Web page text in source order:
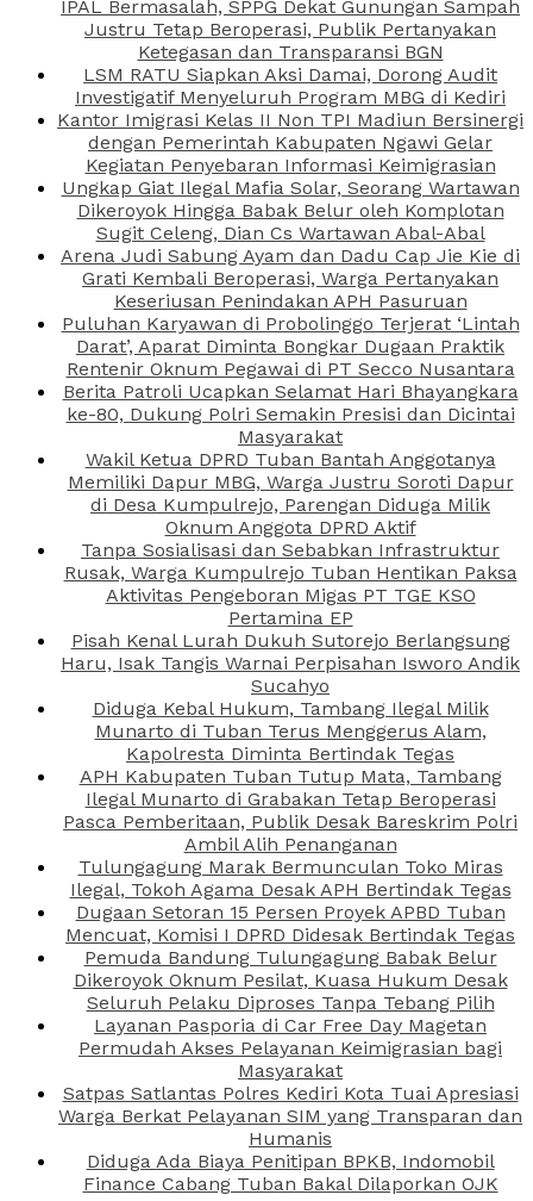
IPAL Bermasalah, SPPG Dekat Gunungan Sampah
Justru Tetap Beroperasi, Publik Pertanyakan
Ketegasan dan Transparansi BGN
LSM RATU Siapkan Aksi Damai, Dorong Audit
Investigatif Menyeluruh Program MBG di Kediri
Kantor Imigrasi Kelas II Non TPI Madiun Bersinergi
dengan Pemerintah Kabupaten Ngawi Gelar
Kegiatan Penyebaran Informasi Keimigrasian
Ungkap Giat Ilegal Mafia Solar, Seorang Wartawan
Dikeroyok Hingga Babak Belur oleh Komplotan
Sugit Celeng, Dian Cs Wartawan Abal-Abal
Arena Judi Sabung Ayam dan Dadu Cap Jie Kie di
Grati Kembali Beroperasi, Warga Pertanyakan
Keseriusan Penindakan APH Pasuruan
Puluhan Karyawan di Probolinggo Terjerat ‘Lintah
Darat’, Aparat Diminta Bongkar Dugaan Praktik
Rentenir Oknum Pegawai di PT Secco Nusantara
Berita Patroli Ucapkan Selamat Hari Bhayangkara
ke-80, Dukung Polri Semakin Presisi dan Dicintai
Masyarakat
Wakil Ketua DPRD Tuban Bantah Anggotanya
Memiliki Dapur MBG, Warga Justru Soroti Dapur
di Desa Kumpulrejo, Parengan Diduga Milik
Oknum Anggota DPRD Aktif
Tanpa Sosialisasi dan Sebabkan Infrastruktur
Rusak, Warga Kumpulrejo Tuban Hentikan Paksa
Aktivitas Pengeboran Migas PT TGE KSO
Pertamina EP
Pisah Kenal Lurah Dukuh Sutorejo Berlangsung
Haru, Isak Tangis Warnai Perpisahan Isworo Andik
Sucahyo
Diduga Kebal Hukum, Tambang Ilegal Milik
Munarto di Tuban Terus Menggerus Alam,
Kapolresta Diminta Bertindak Tegas
APH Kabupaten Tuban Tutup Mata, Tambang
Ilegal Munarto di Grabakan Tetap Beroperasi
Pasca Pemberitaan, Publik Desak Bareskrim Polri
Ambil Alih Penanganan
Tulungagung Marak Bermunculan Toko Miras
Ilegal, Tokoh Agama Desak APH Bertindak Tegas
Dugaan Setoran 15 Persen Proyek APBD Tuban
Mencuat, Komisi I DPRD Didesak Bertindak Tegas
Pemuda Bandung Tulungagung Babak Belur
Dikeroyok Oknum Pesilat, Kuasa Hukum Desak
Seluruh Pelaku Diproses Tanpa Tebang Pilih
Layanan Pasporia di Car Free Day Magetan
Permudah Akses Pelayanan Keimigrasian bagi
Masyarakat
Satpas Satlantas Polres Kediri Kota Tuai Apresiasi
Warga Berkat Pelayanan SIM yang Transparan dan
Humanis
Diduga Ada Biaya Penitipan BPKB, Indomobil
Finance Cabang Tuban Bakal Dilaporkan OJK